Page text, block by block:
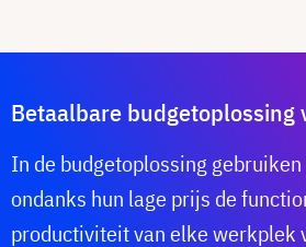
Betaalbare
In de budgetoplossing
ondanks hun lage prijs de
productiviteit van elke werkplek